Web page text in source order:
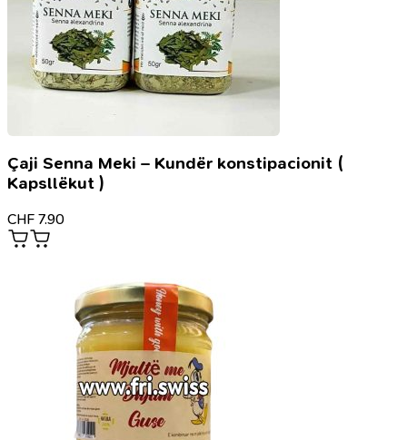
zotëroni
Çaji Senna Meki – Kundër konstipacionit (
Kapsllëkut )
CHF 7.90